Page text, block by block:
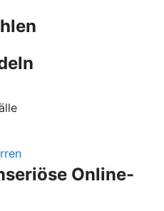
Online-